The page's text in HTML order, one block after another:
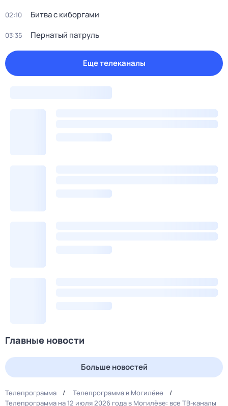
02:10 Битва с киборгами
03:35 Пернатый патруль
Еще телеканалы
Главные новости
Больше новостей
Телепрограмма
Телепрограмма в Могилёве
Телепрограмма на 12 июля 2026 года в Могилёве: все ТВ-каналы